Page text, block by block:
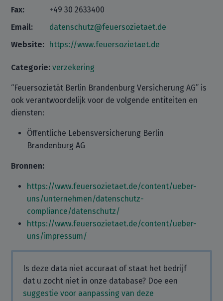
Fax:
+49 30 2633400
Email:
datenschutz@feuersozietaet.de
Website: https://www.feuersozietaet.de
Categorie: verzekering
“Feuersozietät Berlin Brandenburg Versicherung AG” is
ook verantwoordelijk voor de volgende entiteiten en
diensten:
Öffentliche Lebensversicherung Berlin
Brandenburg AG
Bronnen:
https://www.feuersozietaet.de/content/ueber-
uns/unternehmen/datenschutz-
compliance/datenschutz/
https://www.feuersozietaet.de/content/ueber-
uns/impressum/
Is deze data niet accuraat of staat het bedrijf
dat u zocht niet in onze database? Doe een
suggestie voor aanpassing van deze